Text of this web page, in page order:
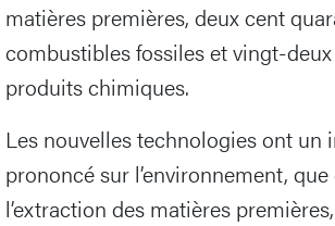
matières premières, deux cent
combustibles fossiles et vingt-
produits chimiques.
Les nouvelles technologies ont un
prononcé sur l’environnement,
l’extraction des matières